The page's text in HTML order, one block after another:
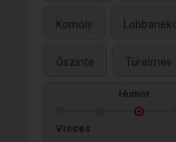
Komoly
Őszinte Türelmes
Humor
Vicces